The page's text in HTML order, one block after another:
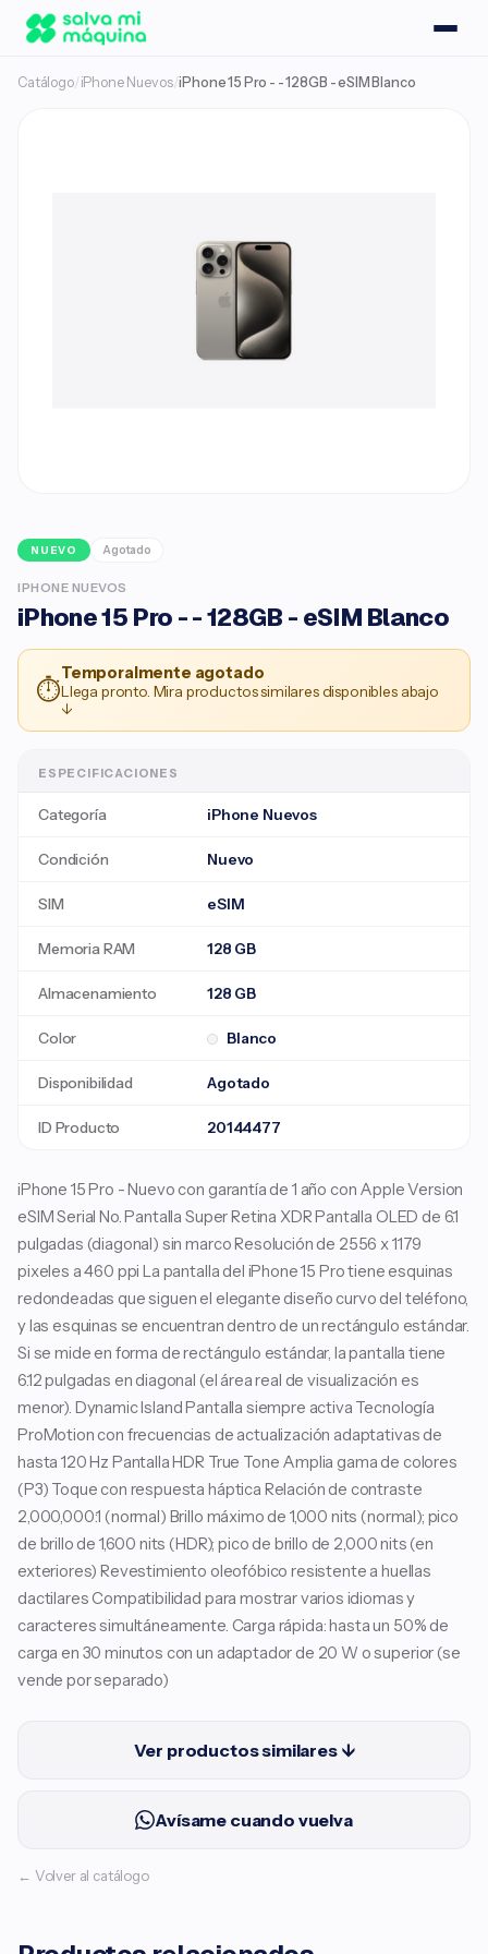
Catálogo/ iPhone Nuevos/iPhone 15 Pro - - 128GB - eSIM Blanco
NUEVO Agotado
IPHONE NUEVOS
iPhone 15 Pro - - 128GB - eSIM Blanco
⏱
Temporalmente agotado
Llega pronto. Mira productos similares disponibles abajo
↓
ESPECIFICACIONES
Categoría iPhone Nuevos
Condición Nuevo
SIM eSIM
Memoria RAM 128 GB
Almacenamiento 128 GB
Color Blanco
Disponibilidad Agotado
ID Producto 20144477
iPhone 15 Pro - Nuevo con garantía de 1 año con Apple Version
eSIM Serial No. Pantalla Super Retina XDR Pantalla OLED de 6.1
pulgadas (diagonal) sin marco Resolución de 2556 x 1179
pixeles a 460 ppi La pantalla del iPhone 15 Pro tiene esquinas
redondeadas que siguen el elegante diseño curvo del teléfono,
y las esquinas se encuentran dentro de un rectángulo estándar.
Si se mide en forma de rectángulo estándar, la pantalla tiene
6.12 pulgadas en diagonal (el área real de visualización es
menor). Dynamic Island Pantalla siempre activa Tecnología
ProMotion con frecuencias de actualización adaptativas de
hasta 120 Hz Pantalla HDR True Tone Amplia gama de colores
(P3) Toque con respuesta háptica Relación de contraste
2,000,000:1 (normal) Brillo máximo de 1,000 nits (normal); pico
de brillo de 1,600 nits (HDR); pico de brillo de 2,000 nits (en
exteriores) Revestimiento oleofóbico resistente a huellas
dactilares Compatibilidad para mostrar varios idiomas y
caracteres simultáneamente. Carga rápida: hasta un 50% de
carga en 30 minutos con un adaptador de 20 W o superior (se
vende por separado)
Ver productos similares ↓
Avísame cuando vuelva
← Volver al catálogo